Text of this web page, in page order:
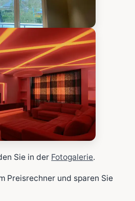
Sie in der Fotogalerie.
Preisrechner und sparen Sie